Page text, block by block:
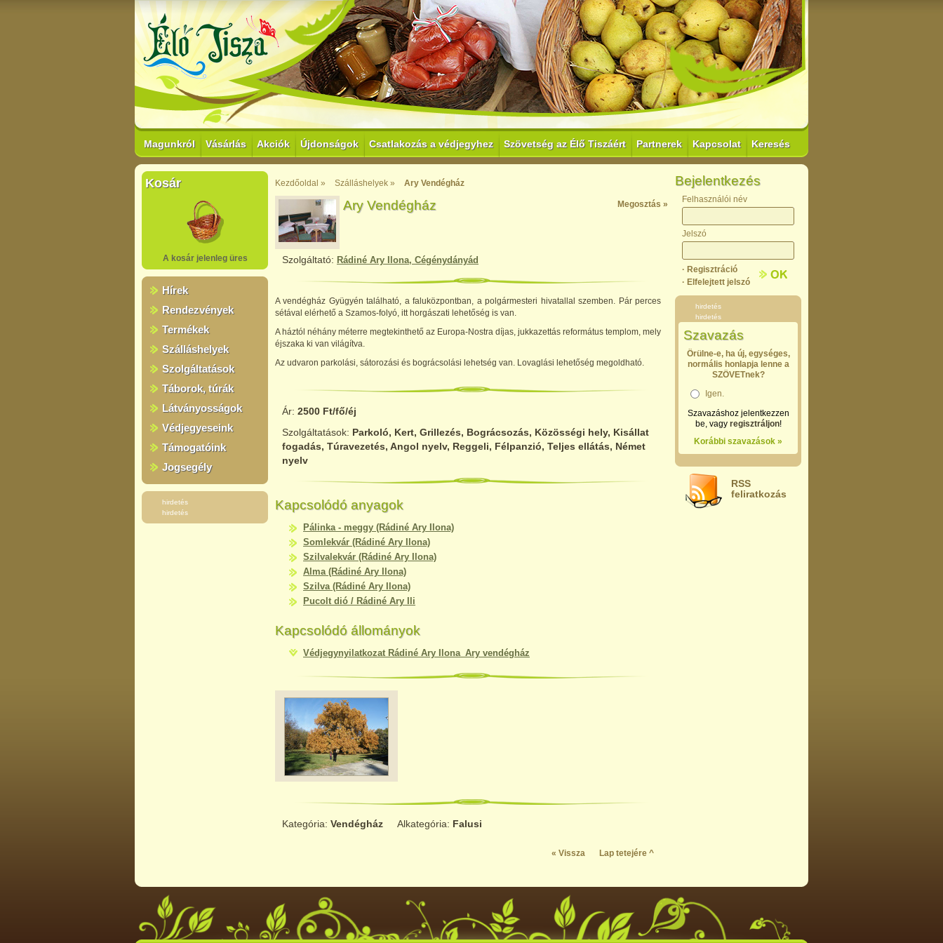
Magunkról Vásárlás Akciók Újdonságok Csatlakozás a védjegyhez Szövetség az Élő Tiszáért Partnerek Kapcsolat Keresés
Kosár
A kosár jelenleg üres
Hírek
Rendezvények
Termékek
Szálláshelyek
Szolgáltatások
Táborok, túrák
Látványosságok
Védjegyeseink
Támogatóink
Jogsegély
hirdetés
hirdetés
Kezdőoldal » Szálláshelyek » Ary Vendégház
Megosztás »
Ary Vendégház
Szolgáltató: Rádiné Ary Ilona, Cégénydányád
A vendégház Gyügyén található, a faluközpontban, a polgármesteri hivatallal szemben. Pár perces
sétával elérhető a Szamos-folyó, itt horgászati lehetőség is van.
A háztól néhány méterre megtekinthető az Europa-Nostra díjas, jukkazettás református templom, mely
éjszaka ki van világítva.
Az udvaron parkolási, sátorozási és bográcsolási lehetség van. Lovaglási lehetőség megoldható.
Ár: 2500 Ft/fő/éj
Szolgáltatások: Parkoló, Kert, Grillezés, Bográcsozás, Közösségi hely, Kisállat
fogadás, Túravezetés, Angol nyelv, Reggeli, Félpanzió, Teljes ellátás, Német
nyelv
Kapcsolódó anyagok
Pálinka - meggy (Rádiné Ary Ilona)
Somlekvár (Rádiné Ary Ilona)
Szilvalekvár (Rádiné Ary Ilona)
Alma (Rádiné Ary Ilona)
Szilva (Rádiné Ary Ilona)
Pucolt dió / Rádiné Ary Ili
Kapcsolódó állományok
Védjegynyilatkozat Rádiné Ary Ilona_Ary vendégház
Kategória: Vendégház Alkategória: Falusi
« Vissza Lap tetejére ^
Bejelentkezés
Felhasználói név
Jelszó
· Regisztráció
· Elfelejtett jelszó
hirdetés
hirdetés
Szavazás
Örülne-e, ha új, egységes,
normális honlapja lenne a
SZÖVETnek?
Igen.
Szavazáshoz jelentkezzen
be, vagy regisztráljon!
Korábbi szavazások »
RSS
feliratkozás